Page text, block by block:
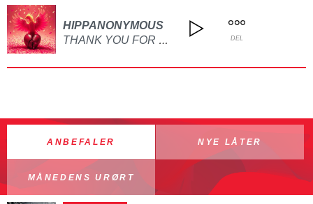
HIPPANONYMOUS
THANK YOU FOR LEAVING DEL
ANBEFALER NYE LÅTER
MÅNEDENS URØRT